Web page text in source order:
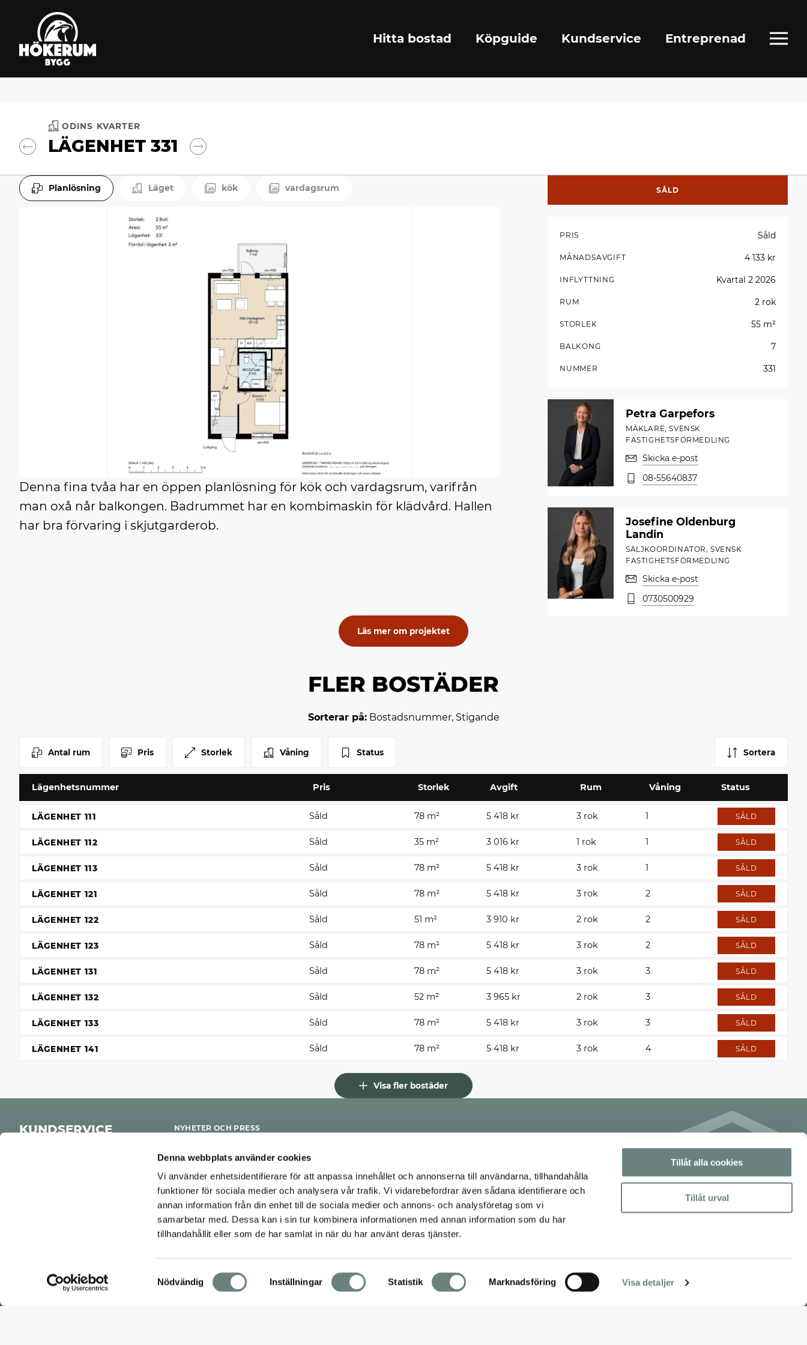
Denna webbplats använder cookies
Vi använder enhetsidentifierare för att anpassa innehållet och annonserna till användarna, tillhandahålla
funktioner för sociala medier och analysera vår trafik. Vi vidarebefordrar även sådana identifierare och
annan information från din enhet till de sociala medier och annons- och analysföretag som vi
samarbetar med. Dessa kan i sin tur kombinera informationen med annan information som du har
tillhandahållit eller som de har samlat in när du har använt deras tjänster.
Samtyckesval
Nödvändig Inställningar Statistik Marknadsföring Visa detaljer
Tillåt alla cookies
Tillåt urval
Hitta bostad Köpguide Kundservice Entreprenad
ODINS KVARTER
LÄGENHET 331
LÄGENHET 331
Planlösning Läget kök vardagsrum
Denna fina tvåa har en öppen planlösning för kök och vardagsrum, varifrån
man oxå når balkongen. Badrummet har en kombimaskin för klädvård. Hallen
har bra förvaring i skjutgarderob.
SÅLD
PRIS Såld
MÅNADSAVGIFT 4 133 kr
INFLYTTNING Kvartal 2 2026
RUM 2 rok
STORLEK 55 m²
BALKONG 7
NUMMER 331
Petra Garpefors
MÄKLARE, SVENSK
FASTIGHETSFÖRMEDLING
Skicka e-post
08-55640837
Josefine Oldenburg
Landin
SÄLJKOORDINATOR, SVENSK
FASTIGHETSFÖRMEDLING
Skicka e-post
0730500929
Läs mer om projektet
FLER BOSTÄDER
Sorterar på: Bostadsnummer, Stigande
Antal rum Pris Storlek Våning Status Sortera
Lägenhetsnummer Pris Storlek Avgift Rum Våning Status
LÄGENHET 111 Såld 78 m² 5 418 kr 3 rok 1 SÅLD
LÄGENHET 112 Såld 35 m² 3 016 kr 1 rok 1 SÅLD
LÄGENHET 113 Såld 78 m² 5 418 kr 3 rok 1 SÅLD
LÄGENHET 121 Såld 78 m² 5 418 kr 3 rok 2 SÅLD
LÄGENHET 122 Såld 51 m² 3 910 kr 2 rok 2 SÅLD
LÄGENHET 123 Såld 78 m² 5 418 kr 3 rok 2 SÅLD
LÄGENHET 131 Såld 78 m² 5 418 kr 3 rok 3 SÅLD
LÄGENHET 132 Såld 52 m² 3 965 kr 2 rok 3 SÅLD
LÄGENHET 133 Såld 78 m² 5 418 kr 3 rok 3 SÅLD
LÄGENHET 141 Såld 78 m² 5 418 kr 3 rok 4 SÅLD
Visa fler bostäder
KUNDSERVICE
NYHETER OCH PRESS
STÅHL INVEST
PROJEKTPORTAL
COOKIES INTEGRITETSPOLICY © 2026 Hökerum Bygg. All rights reserved.